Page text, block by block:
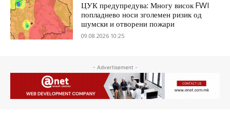
ЦУК предупредува: Многу висок FWI
попладнево носи зголемен ризик од
шумски и отворени пожари
09.08.2026 10:25
- Advertisement -